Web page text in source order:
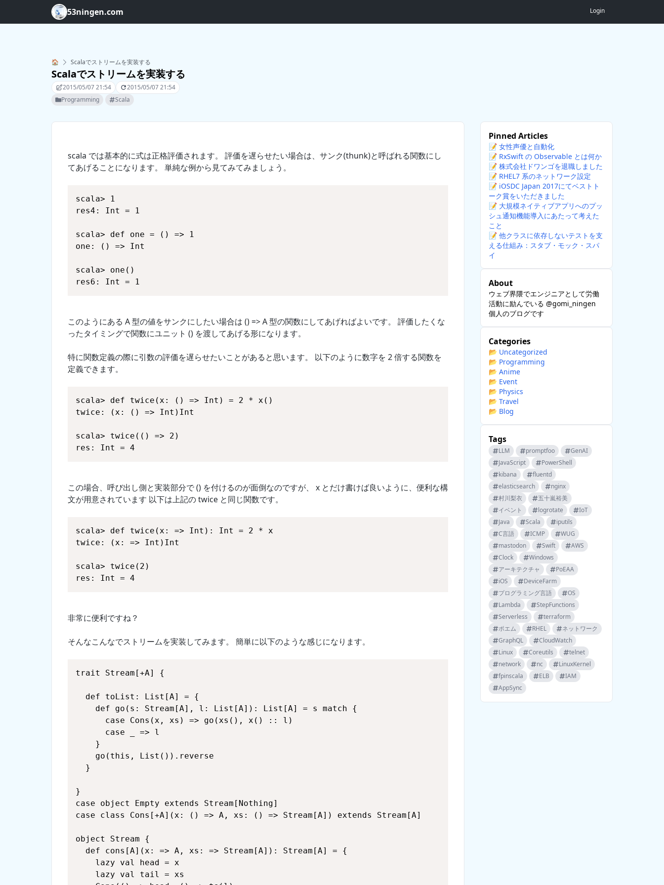
53ningen.com Login
🏠 Scalaでストリームを実装する
Scalaでストリームを実装する
2015/05/07 21:54
2015/05/07 21:54
Programming
Scala
scala では基本的に式は正格評価されます。 評価を遅らせたい場合は、サンク(thunk)と呼ばれる関数にし
てあげることになります。 単純な例から見てみてみましょう。
res6: Int = 1
このようにある A 型の値をサンクにしたい場合は () => A 型の関数にしてあげればよいです。 評価したくな
ったタイミングで関数にユニット () を渡してあげる形になります。
特に関数定義の際に引数の評価を遅らせたいことがあると思います。 以下のように数字を 2 倍する関数を
定義できます。
res: Int = 4
この場合、呼び出し側と実装部分で () を付けるのが面倒なのですが、 x とだけ書けば良いように、便利な構
文が用意されています 以下は上記の twice と同じ関数です。
res: Int = 4
非常に便利ですね？
そんなこんなでストリームを実装してみます。 簡単に以下のような感じになります。
Pinned Articles
📝 女性声優と自動化
📝 RxSwift の Observable とは何か
📝 株式会社ドワンゴを退職しました
📝 RHEL7 系のネットワーク設定
📝 iOSDC Japan 2017にてベストト
ーク賞をいただきました
📝 大規模ネイティブアプリへのプッ
シュ通知機能導入にあたって考えた
こと
📝 他クラスに依存しないテストを支
える仕組み：スタブ・モック・スパ
イ
About
ウェブ界隈でエンジニアとして労働
活動に励んでいる @gomi_ningen
個人のブログです
Categories
📂 Uncategorized
📂 Programming
📂 Anime
📂 Event
📂 Physics
📂 Travel
📂 Blog
Tags
LLM promptfoo
GenAI
JavaScript
PowerShell
kibana
fluentd
elasticsearch
nginx
村川梨衣
五十嵐裕美
イベント
logrotate
IoT
Java
Scala
iputils
C言語
ICMP
WUG
mastodon
Swift
AWS
Clock
Windows
アーキテクチャ
PoEAA
iOS
DeviceFarm
プログラミング言語
OS
Lambda
StepFunctions
Serverless
terraform
ポエム
RHEL
ネットワーク
GraphQL
CloudWatch
Linux
Coreutils
telnet
network
nc
LinuxKernel
fpinscala
ELB
IAM
AppSync